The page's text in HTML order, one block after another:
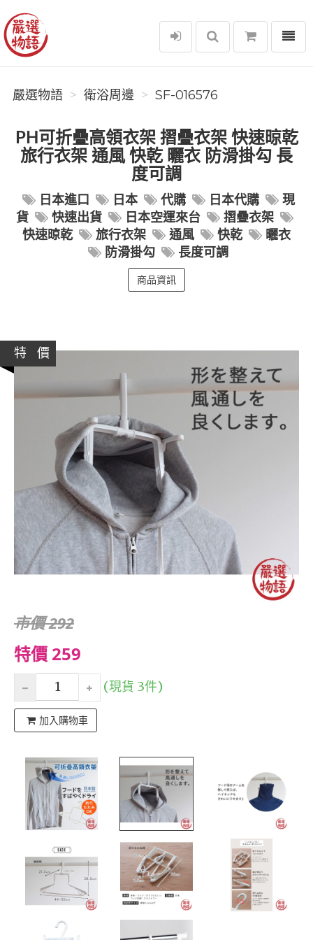
嚴選物語
選單
嚴選物語 衛浴周邊 SF-016576
PH可折疊高領衣架 摺疊衣架 快速晾乾
旅行衣架 通風 快乾 曬衣 防滑掛勾 長
度可調
日本進口 日本 代購 日本代購
現
貨
快速出貨 日本空運來台
摺疊衣架
快速晾乾
旅行衣架 通風 快乾
曬衣
防滑掛勾
長度可調
商品資訊
特 價
市價 292
特價 259
(現貨 3件)
加入購物車